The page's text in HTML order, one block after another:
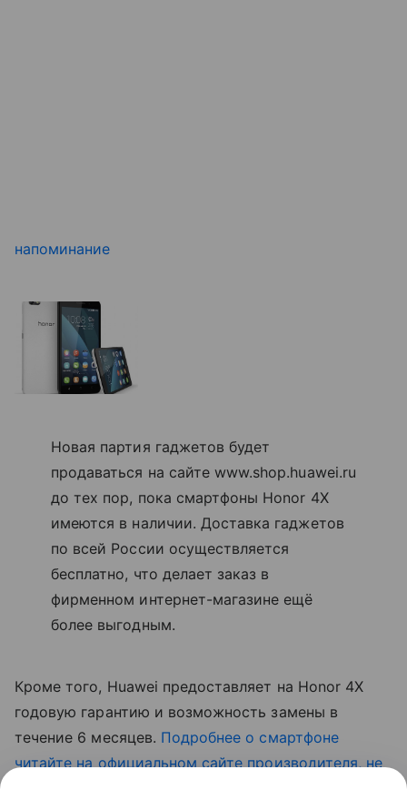
напоминание
Новая партия гаджетов будет
продаваться на сайте www.shop.huawei.ru
до тех пор, пока смартфоны Honor 4X
имеются в наличии. Доставка гаджетов
по всей России осуществляется
бесплатно, что делает заказ в
фирменном интернет-магазине ещё
более выгодным.
Кроме того, Huawei предоставляет на Honor 4X
годовую гарантию и возможность замены в
течение 6 месяцев. Подробнее о смартфоне
читайте на официальном сайте производителя, не